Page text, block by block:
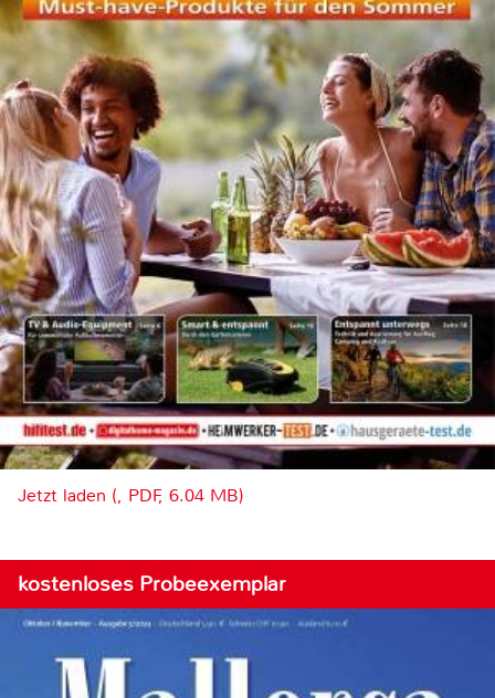
Jetzt laden (, PDF, 6.04 MB)
kostenloses Probeexemplar